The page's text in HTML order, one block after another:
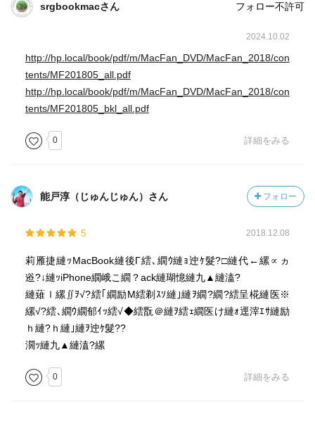
srgbookmacさん フォロー不許可
2024.10.02
http://hp.local/book/pdf/m/MacFan_DVD/MacFan_2018/con
tents/MF201805_all.pdf
http://hp.local/book/pdf/m/MacFan_DVD/MacFan_2018/con
tents/MF201805_bkl_all.pdf
0 詳細をみる
能戸淳（じゅんじゅん）さん フォロー
5 2018.12.08
莉雁捷縺ｯMacBook縺後Γ繧､繝ｳ縺ｮ迚ｹ髮?□縺代←縲∝ヵ
逧?↓縺ｯiPhone繝峨こ繝？ack縺瑚憶縺九▲縺溘?
縺薙ｌ縲∬ｦ√?繧｢繝励Μ繧剃ｽｿ縺｣縺ｦ繝?繝?繧呈椛縺医※
縲√?繧､繝ｳ繝郁ｲｯ繧√◆繧翫＠縺ｦ繧ｪ繝医け縺ｫ逕滓ｴｻ縺励
ｈ縺?ｈ縺｣縺ｦ迚ｹ髮??
濶ｯ縺九▲縺溘?縲
0 詳細をみる